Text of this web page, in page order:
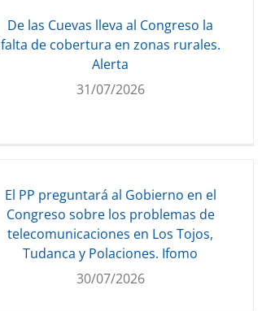
De las Cuevas lleva al Congreso la
falta de cobertura en zonas rurales.
Alerta
31/07/2026
El PP preguntará al Gobierno en el
Congreso sobre los problemas de
telecomunicaciones en Los Tojos,
Tudanca y Polaciones. Ifomo
30/07/2026